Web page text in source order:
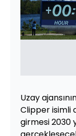
Uzay
Clipper isimli
girmesi 2030